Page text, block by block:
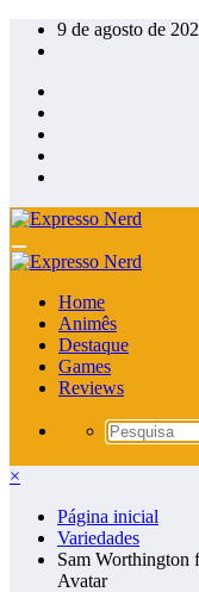
Pular
para
conteúdo
9 de agosto de
Home
Animês
Destaque
Games
Reviews
×
Página inicial
Variedades
Sam Worthington
Avatar